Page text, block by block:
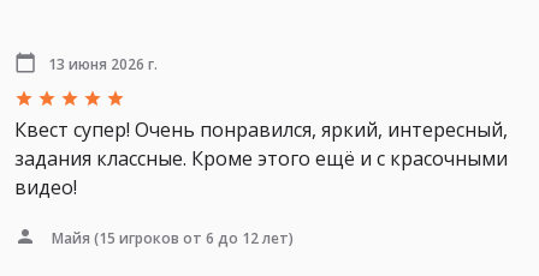
13 июня 2026 г.
Квест супер! Очень понравился, яркий, интересный,
задания классные. Кроме этого ещё и с красочными
видео!
Майя (15 игроков от 6 до 12 лет)